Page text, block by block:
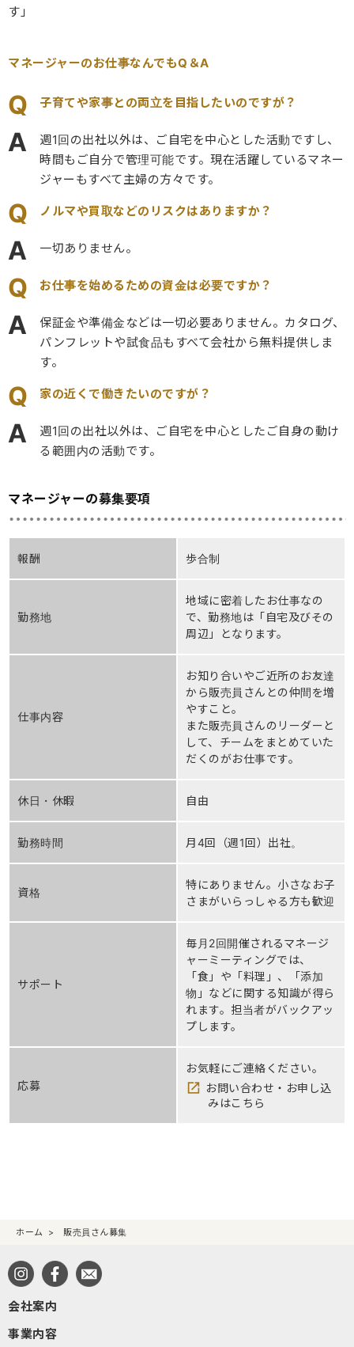
す」
マネージャーのお仕事なんでもQ＆A
Q 子育てや家事との両立を目指したいのですが？
A
週1回の出社以外は、ご自宅を中心とした活動ですし、
時間もご自分で管理可能です。現在活躍しているマネー
ジャーもすべて主婦の方々です。
Q ノルマや買取などのリスクはありますか？
A 一切ありません。
Q お仕事を始めるための資金は必要ですか？
A
保証金や準備金などは一切必要ありません。カタログ、
パンフレットや試食品もすべて会社から無料提供しま
す。
Q 家の近くで働きたいのですが？
A
週1回の出社以外は、ご自宅を中心としたご自身の動け
る範囲内の活動です。
マネージャーの募集要項
報酬 歩合制
勤務地
地域に密着したお仕事なの
で、勤務地は「自宅及びその
周辺」となります。
仕事内容
お知り合いやご近所のお友達
から販売員さんとの仲間を増
やすこと。
また販売員さんのリーダーと
して、チームをまとめていた
だくのがお仕事です。
休日・休暇 自由
勤務時間 月4回（週1回）出社。
資格
特にありません。小さなお子
さまがいらっしゃる方も歓迎
サポート
毎月2回開催されるマネージ
ャーミーティングでは、
「食」や「料理」、「添加
物」などに関する知識が得ら
れます。担当者がバックアッ
プします。
応募
お気軽にご連絡ください。
お問い合わせ・お申し込
みはこちら
ホーム 販売員さん募集
会社案内
事業内容